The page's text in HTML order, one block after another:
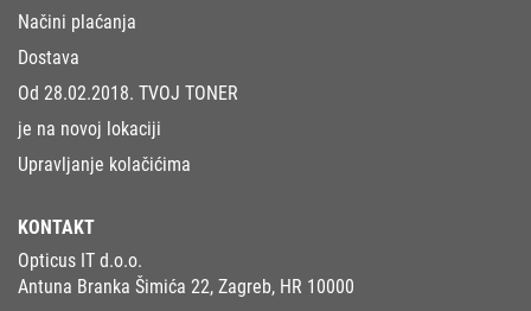
Načini plaćanja
Dostava
Od 28.02.2018. TVOJ TONER
je na novoj lokaciji
Upravljanje kolačićima
KONTAKT
Opticus IT d.o.o.
Antuna Branka Šimića 22, Zagreb, HR 10000